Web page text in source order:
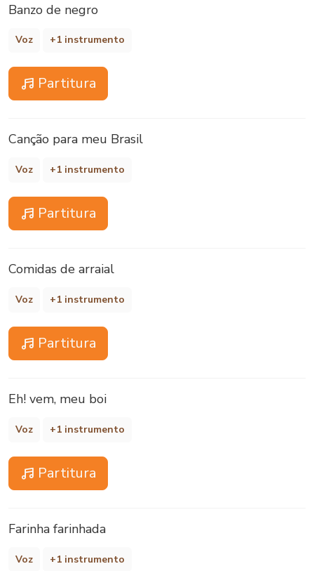
Banzo de negro
Voz +1 instrumento
Partitura
Canção para meu Brasil
Voz +1 instrumento
Partitura
Comidas de arraial
Voz +1 instrumento
Partitura
Eh! vem, meu boi
Voz +1 instrumento
Partitura
Farinha farinhada
Voz +1 instrumento